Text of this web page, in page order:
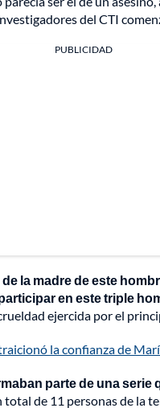
del CTI
PUBLICIDAD
la madre de este
en este triple
ejercida por el
la confianza de
parte de una serie
total de 11 personas de la